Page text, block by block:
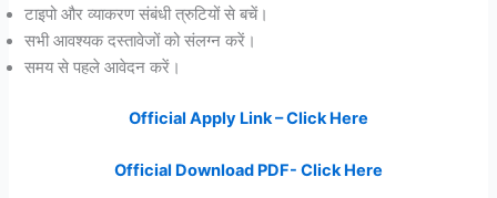
टाइपो और व्याकरण संबंधी त्रुटियों से बचें।
सभी आवश्यक दस्तावेजों को संलग्न करें।
समय से पहले आवेदन करें।
Official Apply Link – Click Here
Official Download PDF- Click Here